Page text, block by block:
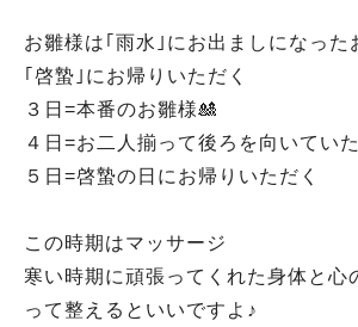
お雛様は｢雨水｣にお出ましになった
｢啓蟄｣にお帰りいただく
３日=本番のお雛様🎎
４日=お二人揃って後ろを向いてい
５日=啓蟄の日にお帰りいただく
この時期はマッサージ
寒い時期に頑張ってくれた身体と心
って整えるといいですよ♪